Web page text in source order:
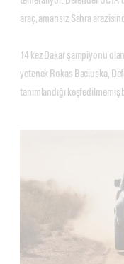
araç, amansız Sahra
14 kez Dakar şampiyonu
yetenek Rokas Baciuska,
tanımlandığı keşfedilmemiş